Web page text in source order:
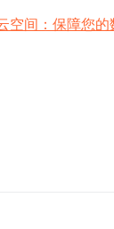
空间：保障您的